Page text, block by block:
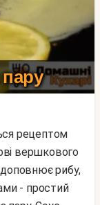
вершкового
доповнює рибу,
- простий